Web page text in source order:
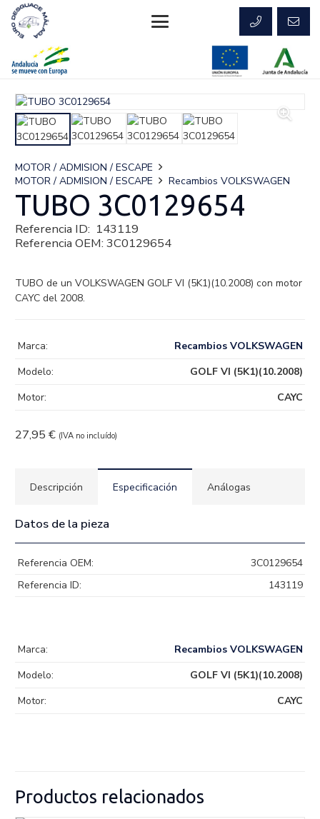
MOTOR / ADMISION / ESCAPE
MOTOR / ADMISION / ESCAPE
Recambios VOLKSWAGEN
TUBO 3C0129654
Referencia ID: 143119
Referencia OEM: 3C0129654
TUBO de un VOLKSWAGEN GOLF VI (5K1)(10.2008) con motor
CAYC del 2008.
27,95 € (IVA no incluído)
Marca:
Recambios VOLKSWAGEN
Modelo:
GOLF VI (5K1)(10.2008)
Motor:
CAYC
Descripción Especificación Análogas
Datos de la pieza
Referencia OEM:
3C0129654
Referencia ID:
143119
Marca:
Recambios VOLKSWAGEN
Modelo:
GOLF VI (5K1)(10.2008)
Motor:
CAYC
Productos relacionados